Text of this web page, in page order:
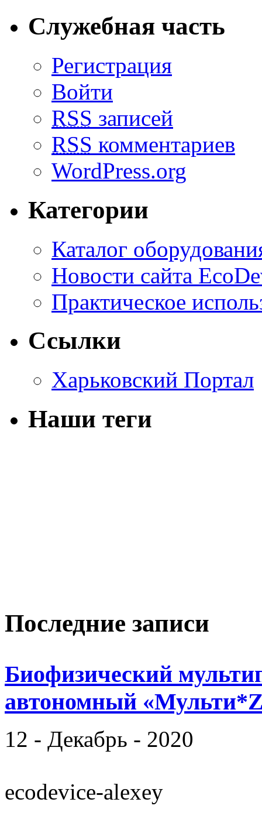
Служебная часть
Регистрация
Войти
RSS записей
RSS комментариев
WordPress.org
Категории
Каталог
Новости сайта
Практическое
Ссылки
Харьковский Портал
Наши теги
Последние записи
Биофизический
автономный
12 - Декабрь - 2020
ecodevice-alexey